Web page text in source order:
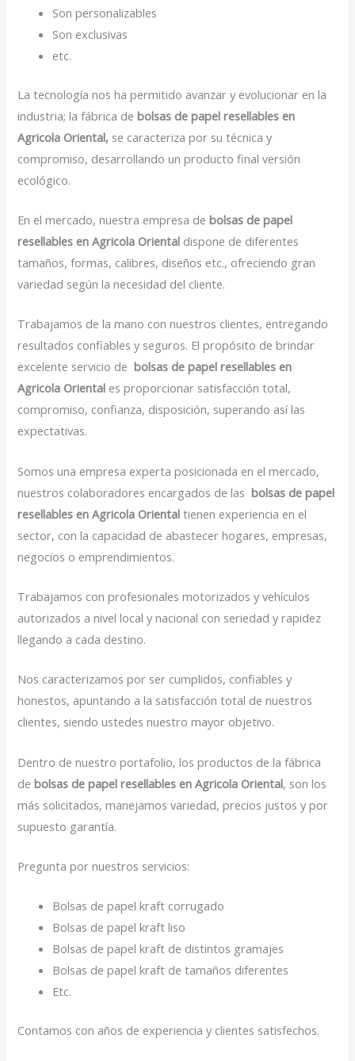
Son personalizables
Son exclusivas
etc.
La tecnología nos ha permitido avanzar y evolucionar en la
industria; la fábrica debolsas de papel resellables en
Agricola Oriental, se caracteriza por su técnica y
compromiso, desarrollando un producto final versión
ecológico.
En el mercado, nuestra empresa debolsas de papel
resellables en Agricola Oriental dispone de diferentes
tamaños, formas, calibres, diseños etc., ofreciendo gran
variedad según la necesidad del cliente.
Trabajamos de la mano con nuestros clientes, entregando
resultados confiables y seguros. El propósito de brindar
excelente servicio debolsas de papel resellables en
Agricola Oriental es proporcionar satisfacción total,
compromiso, confianza, disposición, superando así las
expectativas.
Somos una empresa experta posicionada en el mercado,
nuestros colaboradores encargados de lasbolsas de papel
resellables en Agricola Orientaltienen experiencia en el
sector, con la capacidad de abastecer hogares, empresas,
negocios o emprendimientos.
Trabajamos con profesionales motorizados y vehículos
autorizados a nivel local y nacional con seriedad y rapidez
llegando a cada destino.
Nos caracterizamos por ser cumplidos, confiables y
honestos, apuntando a la satisfacción total de nuestros
clientes, siendo ustedes nuestro mayor objetivo.
Dentro de nuestro portafolio, los productos de la fábrica
debolsas de papel resellables en Agricola Oriental, son los
más solicitados, manejamos variedad, precios justos y por
supuesto garantía.
Pregunta por nuestros servicios:
Bolsas de papel kraft corrugado
Bolsas de papel kraft liso
Bolsas de papel kraft de distintos gramajes
Bolsas de papel kraft de tamaños diferentes
Etc.
Contamos con años de experiencia y clientes satisfechos.